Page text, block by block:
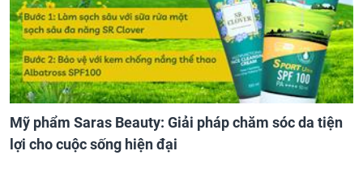
Mỹ phẩm Saras Beauty: Giải pháp chăm sóc da tiện
lợi cho cuộc sống hiện đại